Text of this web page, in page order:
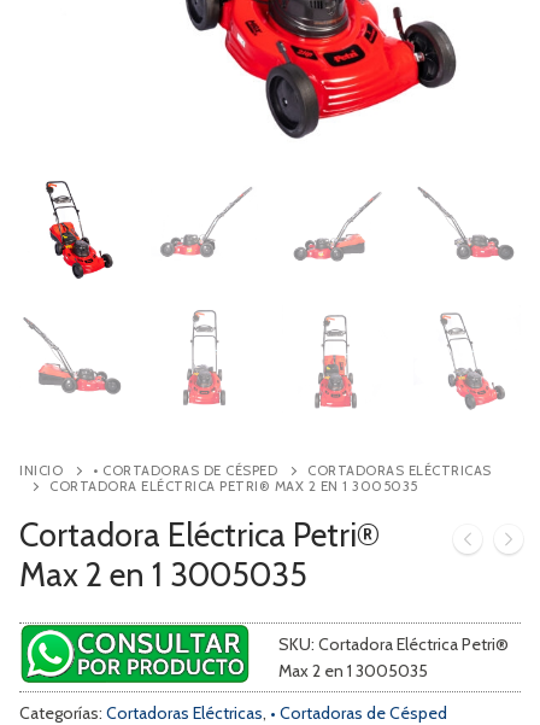
Contacto
INICIO • CORTADORAS DE CÉSPED
CORTADORAS ELÉCTRICAS
CORTADORA ELÉCTRICA PETRI® MAX 2 EN 1 3005035
Cortadora Eléctrica Petri®
Max 2 en 1 3005035
SKU: Cortadora Eléctrica Petri®
Max 2 en 1 3005035
Categorías: Cortadoras Eléctricas, • Cortadoras de Césped